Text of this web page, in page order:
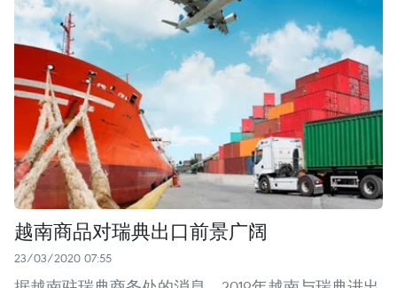
越南商品对瑞典出口前景广阔
23/03/2020 07:55